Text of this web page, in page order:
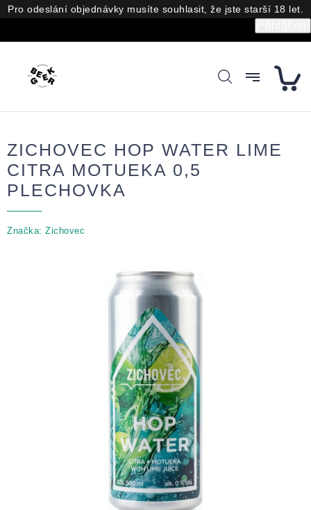
Přejít
na
Pro odeslání objednávky musíte souhlasit, že jste starší 18 let.
ZICHOVEC HOP WATER LIME
CITRA MOTUEKA 0,5
PLECHOVKA
Značka: Zichovec